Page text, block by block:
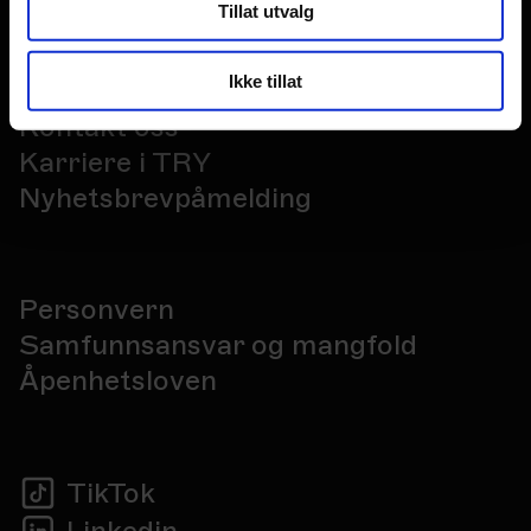
Tillat utvalg
Ikke tillat
Kontakt oss
Karriere i TRY
Nyhetsbrevpåmelding
Personvern
Samfunnsansvar og mangfold
Åpenhetsloven
TikTok